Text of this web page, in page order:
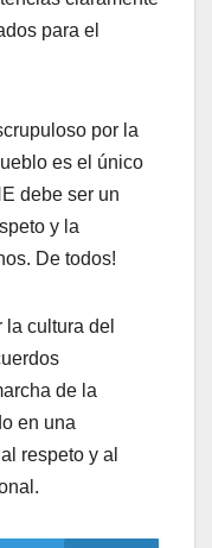
para el
por la
es el único
debe ser un
y la
De todos!
cultura del
de la
en una
respeto y al